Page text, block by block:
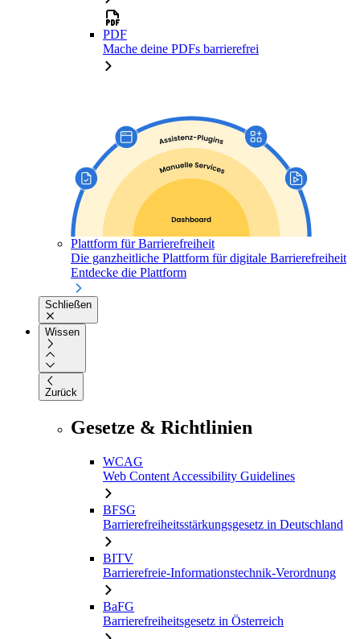
PDF
Mache deine PDFs barrierefrei
Plattform für Barrierefreiheit
Die ganzheitliche Plattform für digitale Barrierefreiheit
Entdecke die Plattform
Schließen
Wissen
Zurück
Gesetze & Richtlinien
WCAG
Web Content Accessibility Guidelines
BFSG
Barrierefreiheitsstärkungsgesetz in Deutschland
BITV
Barrierefreie-Informationstechnik-Verordnung
BaFG
Barrierefreiheitsgesetz in Österreich